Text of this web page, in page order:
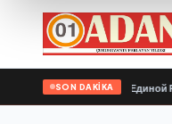
SON DAKİKA
Гвардии Единой